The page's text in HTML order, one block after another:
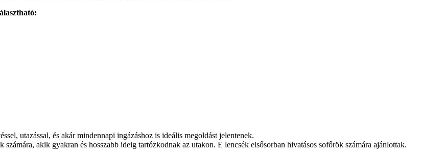
utazással, és akár mindennapi ingázáshoz is ideális megoldást jelentenek.
akik gyakran és hosszabb ideig tartózkodnak az utakon. E lencsék elsősorban hivatásos sofőrök számára ajánlottak.